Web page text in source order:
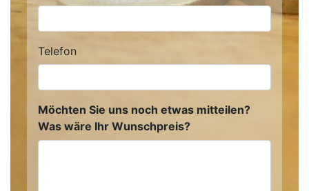
Telefon
Möchten Sie uns noch etwas mitteilen?
Was wäre Ihr Wunschpreis?